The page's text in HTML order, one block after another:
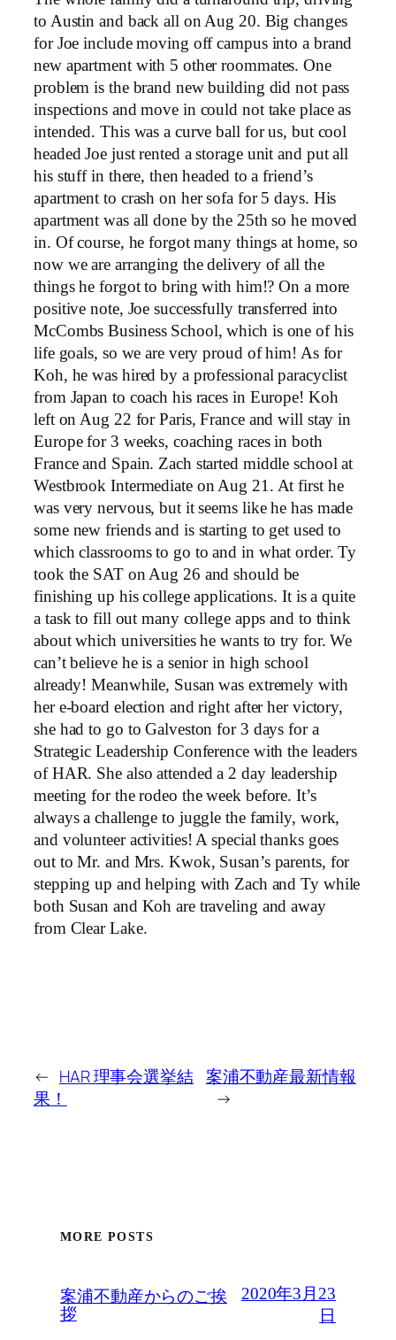
to Austin and back all on Aug 20. Big changes
for Joe include moving off campus into a brand
new apartment with 5 other roommates. One
problem is the brand new building did not pass
inspections and move in could not take place as
intended. This was a curve ball for us, but cool
headed Joe just rented a storage unit and put all
his stuff in there, then headed to a friend’s
apartment to crash on her sofa for 5 days. His
apartment was all done by the 25th so he moved
in. Of course, he forgot many things at home, so
now we are arranging the delivery of all the
things he forgot to bring with him!? On a more
positive note, Joe successfully transferred into
McCombs Business School, which is one of his
life goals, so we are very proud of him! As for
Koh, he was hired by a professional paracyclist
from Japan to coach his races in Europe! Koh
left on Aug 22 for Paris, France and will stay in
Europe for 3 weeks, coaching races in both
France and Spain. Zach started middle school at
Westbrook Intermediate on Aug 21. At first he
was very nervous, but it seems like he has made
some new friends and is starting to get used to
which classrooms to go to and in what order. Ty
took the SAT on Aug 26 and should be
finishing up his college applications. It is a quite
a task to fill out many college apps and to think
about which universities he wants to try for. We
can’t believe he is a senior in high school
already! Meanwhile, Susan was extremely with
her e-board election and right after her victory,
she had to go to Galveston for 3 days for a
Strategic Leadership Conference with the leaders
of HAR. She also attended a 2 day leadership
meeting for the rodeo the week before. It’s
always a challenge to juggle the family, work,
and volunteer activities! A special thanks goes
out to Mr. and Mrs. Kwok, Susan’s parents, for
stepping up and helping with Zach and Ty while
both Susan and Koh are traveling and away
from Clear Lake.
← HAR 理事会選挙結
果！
案浦不動産最新情報
→
MORE POSTS
案浦不動産からのご挨
拶
2020年3月23
日